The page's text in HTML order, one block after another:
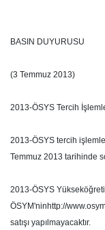
BASIN DUYURUSU
(3 Temmuz 2013)
2013-ÖSYS Tercih
2013-ÖSYS tercih
Temmuz 2013 tarihinde
2013-ÖSYS
ÖSYM'ninhttp://
satışı yapılmayacaktır.